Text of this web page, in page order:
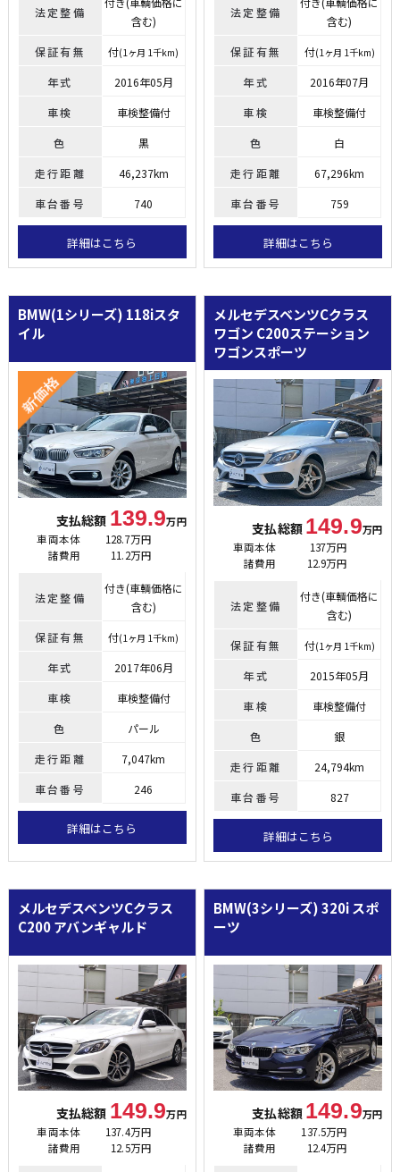
法定整備
含む)
保証有無
付(1ヶ月 1千km)
年式
2016年05月
車検
車検整備付
色
黒
走行距離
46,237km
車台番号
740
詳細はこちら
法定整備
含む)
保証有無
付(1ヶ月 1千km)
年式
2016年07月
車検
車検整備付
色
白
走行距離
67,296km
車台番号
759
詳細はこちら
BMW(1シリーズ) 118iスタ
イル
支払総額 139.9万円
車両本体
128.7万円
諸費用
11.2万円
法定整備
付き(車輌価格に
含む)
保証有無
付(1ヶ月 1千km)
年式
2017年06月
車検
車検整備付
色
パール
走行距離
7,047km
車台番号
246
詳細はこちら
メルセデスベンツCクラス
ワゴン C200ステーション
ワゴンスポーツ
支払総額 149.9万円
車両本体
137万円
諸費用
12.9万円
法定整備
付き(車輌価格に
含む)
保証有無
付(1ヶ月 1千km)
年式
2015年05月
車検
車検整備付
色
銀
走行距離
24,794km
車台番号
827
詳細はこちら
メルセデスベンツCクラス
C200 アバンギャルド
支払総額 149.9万円
車両本体
137.4万円
諸費用
12.5万円
BMW(3シリーズ)320i スポ
ーツ
支払総額 149.9万円
車両本体
137.5万円
諸費用
12.4万円